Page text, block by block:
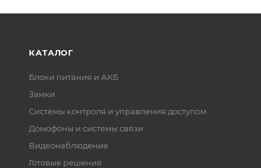
КАТАЛОГ
Блоки питания и АКБ
Замки
Системы контроля и управления доступом
Домофоны и системы связи
Видеонаблюдение
Готовые решения